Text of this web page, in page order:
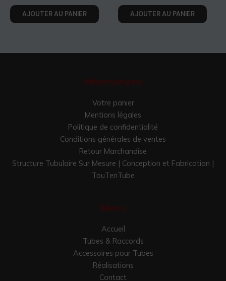
AJOUTER AU PANIER AJOUTER AU PANIER
Informations
Votre panier
Mentions légales
Politique de confidentialité
Conditions générales de ventes
Retour Marchandise
Structure Tubulaire Sur Mesure | Conception et Fabrication |
TouTenTube
Menu
Accueil
Tubes & Raccords
Accessoires pour Tubes
Réalisations
Contact